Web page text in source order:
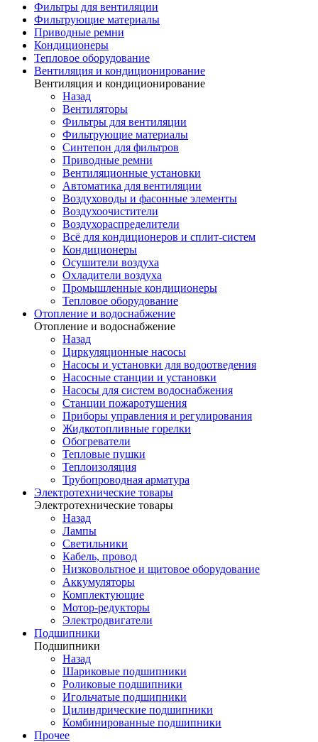
Фильтры для вентиляции
Фильтрующие материалы
Приводные ремни
Кондиционеры
Тепловое оборудование
Вентиляция и кондиционирование
Вентиляция и кондиционирование
Назад
Вентиляторы
Фильтры для вентиляции
Фильтрующие материалы
Синтепон для фильтров
Приводные ремни
Вентиляционные установки
Автоматика для вентиляции
Воздуховоды и фасонные элементы
Воздухоочистители
Воздухораспределители
Всё для кондиционеров и сплит-систем
Кондиционеры
Осушители воздуха
Охладители воздуха
Промышленные кондиционеры
Тепловое оборудование
Отопление и водоснабжение
Отопление и водоснабжение
Назад
Циркуляционные насосы
Насосы и установки для водоотведения
Насосные станции и установки
Насосы для систем водоснабжения
Станции пожаротушения
Приборы управления и регулирования
Жидкотопливные горелки
Обогреватели
Тепловые пушки
Теплоизоляция
Трубопроводная арматура
Электротехнические товары
Электротехнические товары
Назад
Лампы
Светильники
Кабель, провод
Низковольтное и щитовое оборудование
Аккумуляторы
Комплектующие
Мотор-редукторы
Электродвигатели
Подшипники
Подшипники
Назад
Шариковые подшипники
Роликовые подшипники
Игольчатые подшипники
Цилиндрические подшипники
Комбинированные подшипники
Прочее